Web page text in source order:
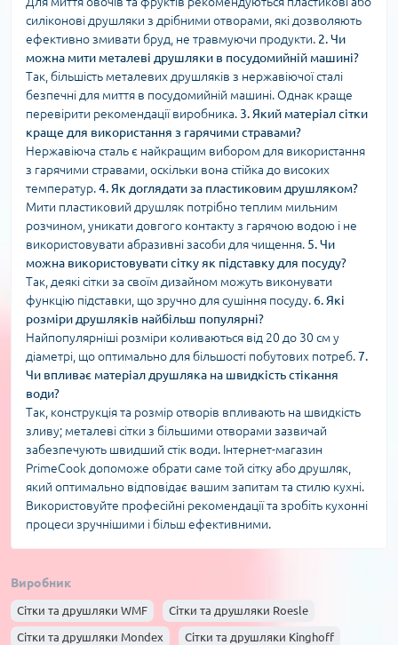
силіконові друшляки з дрібними отворами, які дозволяють
ефективно змивати бруд, не травмуючи продукти. 2. Чи
можна мити металеві друшляки в посудомийній машині?
Так, більшість металевих друшляків з нержавіючої сталі
безпечні для миття в посудомийній машині. Однак краще
перевірити рекомендації виробника. 3. Який матеріал сітки
краще для використання з гарячими стравами?
Нержавіюча сталь є найкращим вибором для використання
з гарячими стравами, оскільки вона стійка до високих
температур.4. Як доглядати за пластиковим друшляком?
Мити пластиковий друшляк потрібно теплим мильним
розчином, уникати довгого контакту з гарячою водою і не
використовувати абразивні засоби для чищення. 5. Чи
можна використовувати сітку як підставку для посуду?
Так, деякі сітки за своїм дизайном можуть виконувати
функцію підставки, що зручно для сушіння посуду. 6. Які
розміри друшляків найбільш популярні?
Найпопулярніші розміри коливаються від 20 до 30 см у
діаметрі, що оптимально для більшості побутових потреб.7.
Чи впливає матеріал друшляка на швидкість стікання
води?
Так, конструкція та розмір отворів впливають на швидкість
зливу; металеві сітки з більшими отворами зазвичай
забезпечують швидший стік води. Інтернет-магазин
PrimeCook допоможе обрати саме той сітку або друшляк,
який оптимально відповідає вашим запитам та стилю кухні.
Використовуйте професійні рекомендації та зробіть кухонні
процеси зручнішими і більш ефективними.
Виробник
Сітки та друшляки WMF Сітки та друшляки Roesle
Сітки та друшляки Mondex Сітки та друшляки Kinghoff